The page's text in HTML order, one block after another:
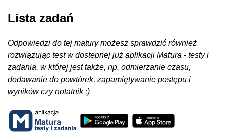
Lista zadań
Odpowiedzi do tej matury możesz sprawdzić również
rozwiązując test w dostępnej już aplikacji Matura - testy i
zadania, w której jest także, np. odmierzanie czasu,
dodawanie do powtórek, zapamiętywanie postępu i
wyników czy notatnik :)